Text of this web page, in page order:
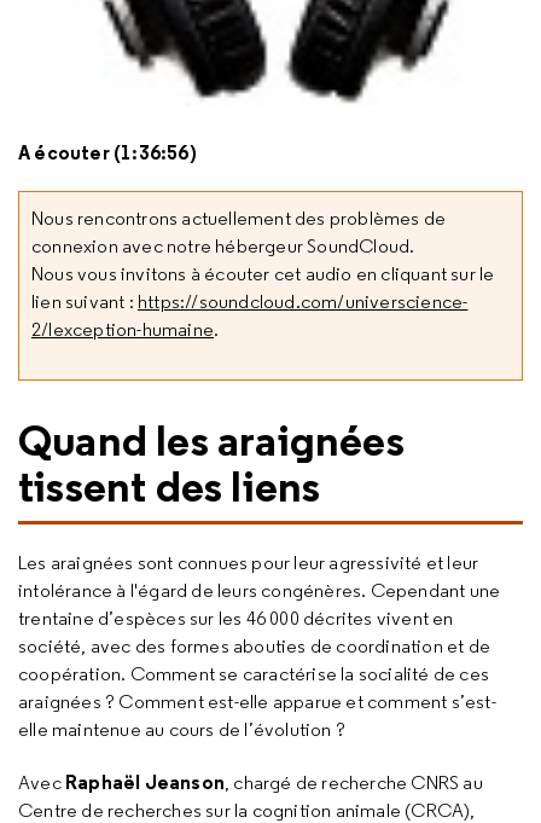
A écouter (1:36:56)
Nous rencontrons actuellement des problèmes de
connexion avec notre hébergeur SoundCloud.
Nous vous invitons à écouter cet audio en cliquant sur le
lien suivant : https://soundcloud.com/universcience-
2/lexception-humaine.
Quand les araignées
tissent des liens
Les araignées sont connues pour leur agressivité et leur
intolérance à l'égard de leurs congénères. Cependant une
trentaine d’espèces sur les 46 000 décrites vivent en
société, avec des formes abouties de coordination et de
coopération. Comment se caractérise la socialité de ces
araignées ? Comment est-elle apparue et comment s’est-
elle maintenue au cours de l’évolution ?
Avec Raphaël Jeanson, chargé de recherche CNRS au
Centre de recherches sur la cognition animale (CRCA),